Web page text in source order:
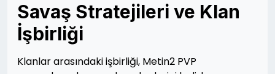
Savaş Stratejileri ve Klan
İşbirliği
Klanlar arasındaki işbirliği, Metin2 PVP